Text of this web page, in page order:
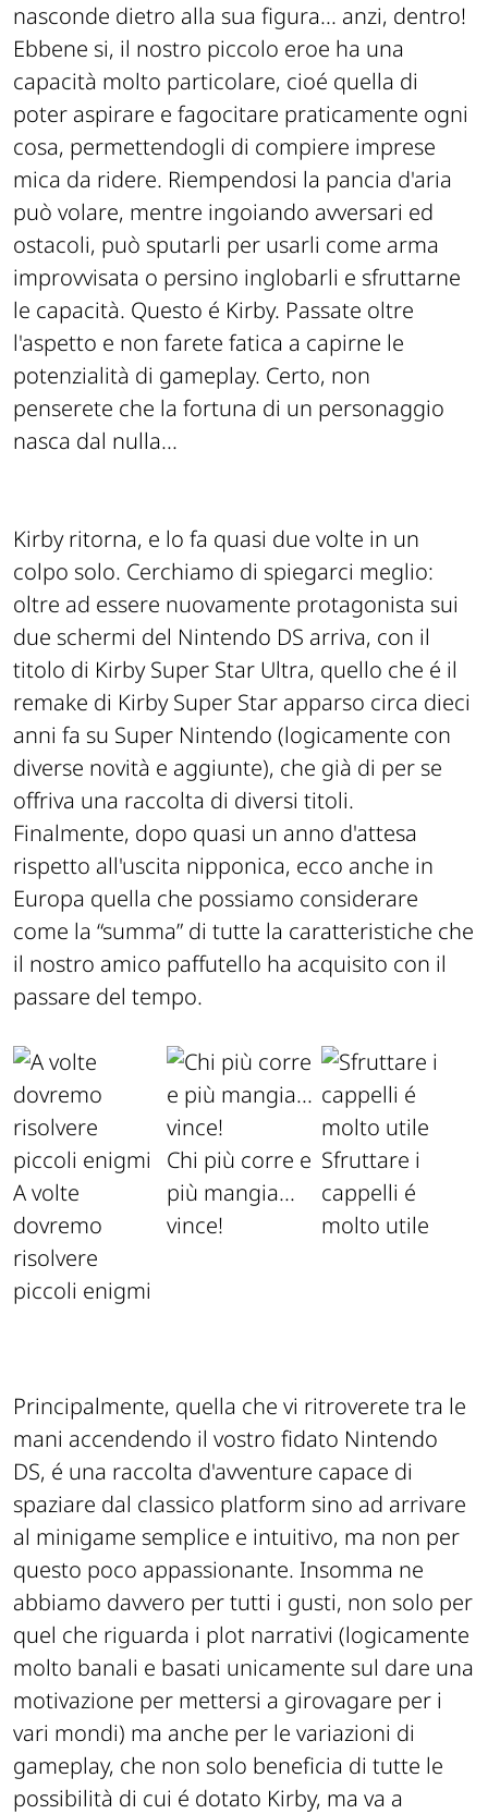
nasconde dietro alla sua figura... anzi, dentro!
Ebbene si, il nostro piccolo eroe ha una
capacità molto particolare, cioé quella di
poter aspirare e fagocitare praticamente ogni
cosa, permettendogli di compiere imprese
mica da ridere. Riempendosi la pancia d'aria
può volare, mentre ingoiando avversari ed
ostacoli, può sputarli per usarli come arma
improvvisata o persino inglobarli e sfruttarne
le capacità. Questo é Kirby. Passate oltre
l'aspetto e non farete fatica a capirne le
potenzialità di gameplay. Certo, non
penserete che la fortuna di un personaggio
nasca dal nulla...
Kirby ritorna, e lo fa quasi due volte in un
colpo solo. Cerchiamo di spiegarci meglio:
oltre ad essere nuovamente protagonista sui
due schermi del Nintendo DS arriva, con il
titolo di Kirby Super Star Ultra, quello che é il
remake di Kirby Super Star apparso circa dieci
anni fa su Super Nintendo (logicamente con
diverse novità e aggiunte), che già di per se
offriva una raccolta di diversi titoli.
Finalmente, dopo quasi un anno d'attesa
rispetto all'uscita nipponica, ecco anche in
Europa quella che possiamo considerare
come la “summa” di tutte la caratteristiche che
il nostro amico paffutello ha acquisito con il
passare del tempo.
A volte
dovremo
risolvere
piccoli enigmi
Chi più corre e
più mangia...
vince!
Sfruttare i
cappelli é
molto utile
Principalmente, quella che vi ritroverete tra le
mani accendendo il vostro fidato Nintendo
DS, é una raccolta d'avventure capace di
spaziare dal classico platform sino ad arrivare
al minigame semplice e intuitivo, ma non per
questo poco appassionante. Insomma ne
abbiamo davvero per tutti i gusti, non solo per
quel che riguarda i plot narrativi (logicamente
molto banali e basati unicamente sul dare una
motivazione per mettersi a girovagare per i
vari mondi) ma anche per le variazioni di
gameplay, che non solo beneficia di tutte le
possibilità di cui é dotato Kirby, ma va a